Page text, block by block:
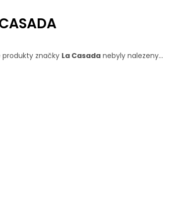
produkty značky La Casada nebyly nalezeny...